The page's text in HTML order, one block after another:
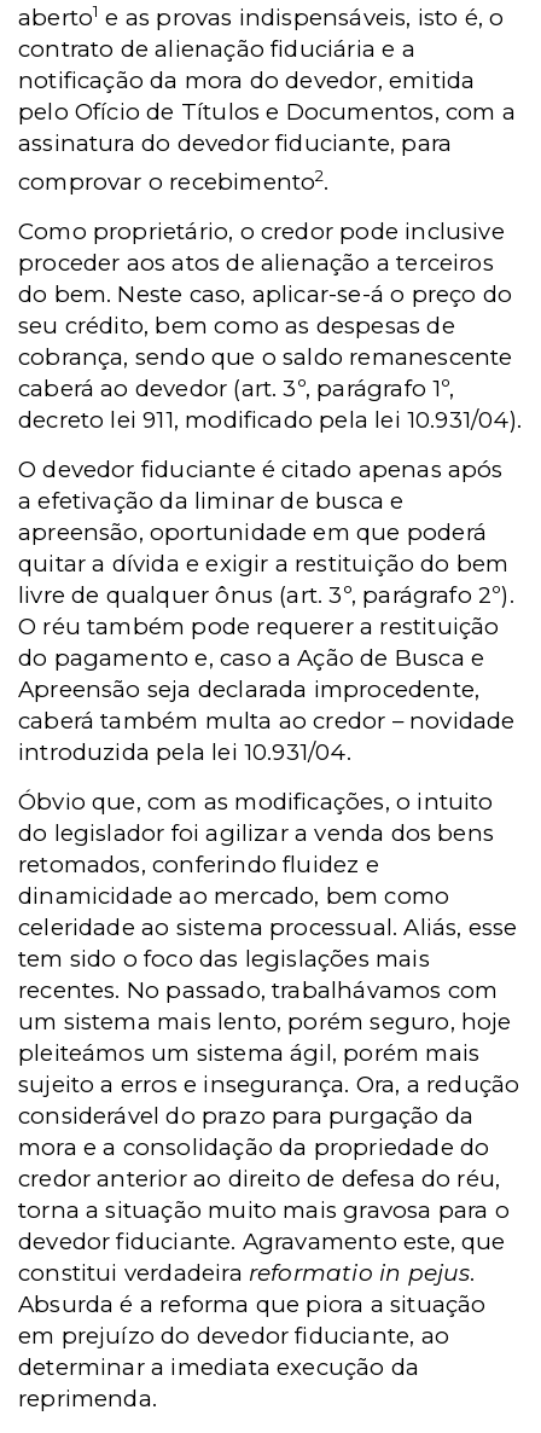
aberto1 e as provas indispensáveis, isto é, o
contrato de alienação fiduciária e a
notificação da mora do devedor, emitida
pelo Ofício de Títulos e Documentos, com a
assinatura do devedor fiduciante, para
comprovar o recebimento2.
Como proprietário, o credor pode inclusive
proceder aos atos de alienação a terceiros
do bem. Neste caso, aplicar-se-á o preço do
seu crédito, bem como as despesas de
cobrança, sendo que o saldo remanescente
caberá ao devedor (art. 3º, parágrafo 1º,
decreto lei 911, modificado pela lei 10.931/04).
O devedor fiduciante é citado apenas após
a efetivação da liminar de busca e
apreensão, oportunidade em que poderá
quitar a dívida e exigir a restituição do bem
livre de qualquer ônus (art. 3º, parágrafo 2º).
O réu também pode requerer a restituição
do pagamento e, caso a Ação de Busca e
Apreensão seja declarada improcedente,
caberá também multa ao credor – novidade
introduzida pela lei 10.931/04.
Óbvio que, com as modificações, o intuito
do legislador foi agilizar a venda dos bens
retomados, conferindo fluidez e
dinamicidade ao mercado, bem como
celeridade ao sistema processual. Aliás, esse
tem sido o foco das legislações mais
recentes. No passado, trabalhávamos com
um sistema mais lento, porém seguro, hoje
pleiteámos um sistema ágil, porém mais
sujeito a erros e insegurança. Ora, a redução
considerável do prazo para purgação da
mora e a consolidação da propriedade do
credor anterior ao direito de defesa do réu,
torna a situação muito mais gravosa para o
devedor fiduciante. Agravamento este, que
constitui verdadeira reformatio in pejus.
Absurda é a reforma que piora a situação
em prejuízo do devedor fiduciante, ao
determinar a imediata execução da
reprimenda.